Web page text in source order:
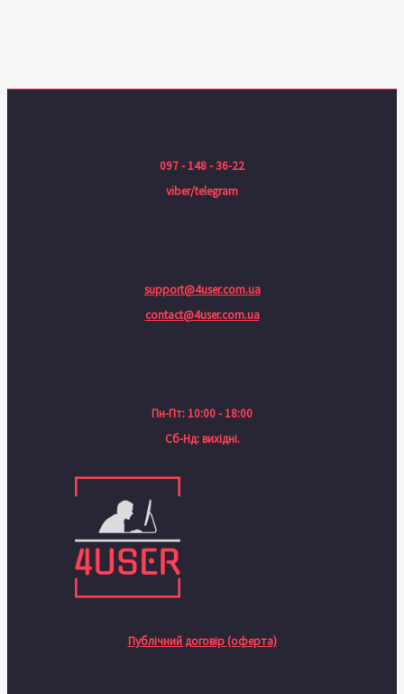
097 - 148 - 36-22
viber/telegram
support@4user.com.ua
contact@4user.com.ua
Пн-Пт: 10:00 - 18:00
Сб-Нд: вихідні.
Публічний договір (оферта)